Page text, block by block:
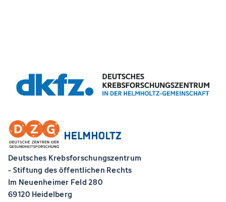
Deutsches Krebsforschungszentrum
- Stiftung des öffentlichen Rechts
Im Neuenheimer Feld 280
69120 Heidelberg